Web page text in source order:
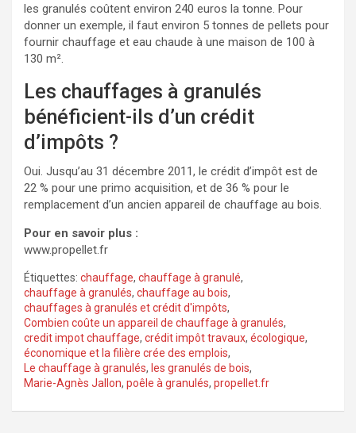
les granulés coûtent environ 240 euros la tonne. Pour
donner un exemple, il faut environ 5 tonnes de pellets pour
fournir chauffage et eau chaude à une maison de 100 à
130 m².
Les chauffages à granulés
bénéficient-ils d’un crédit
d’impôts ?
Oui. Jusqu’au 31 décembre 2011, le crédit d’impôt est de
22 % pour une primo acquisition, et de 36 % pour le
remplacement d’un ancien appareil de chauffage au bois.
Pour en savoir plus :
www.propellet.fr
Étiquettes: chauffage, chauffage à granulé,
chauffage à granulés, chauffage au bois,
chauffages à granulés et crédit d'impôts,
Combien coûte un appareil de chauffage à granulés,
credit impot chauffage, crédit impôt travaux, écologique,
économique et la filière crée des emplois,
Le chauffage à granulés, les granulés de bois,
Marie-Agnès Jallon, poêle à granulés, propellet.fr